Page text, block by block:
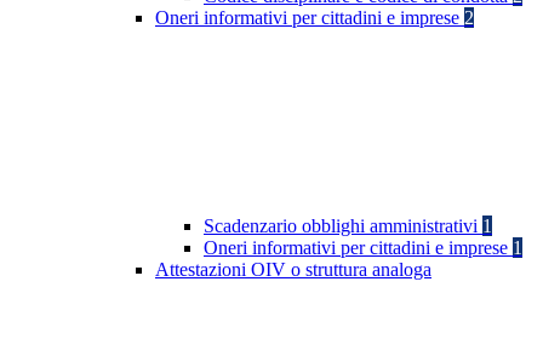
Oneri informativi per cittadini e imprese 2
Scadenzario obblighi amministrativi 1
Oneri informativi per cittadini e imprese 1
Attestazioni OIV o struttura analoga